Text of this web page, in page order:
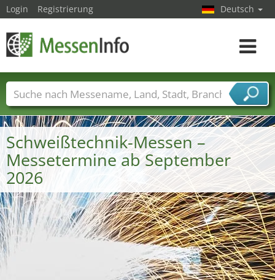
Schweißtechnik-Messen –
Messetermine ab September
2026
Login Registrierung Deutsch
Toggle
Messenamen Länder Städte
Branchen
Dienstleisterbranchen